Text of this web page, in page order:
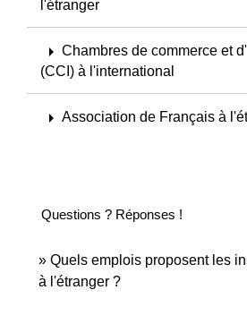
l'étranger
arrow_right Chambres de commerce et
(CCI) à l'international
arrow_right Association de Français à
Questions ? Réponses !
Quels emplois proposent les
à l'étranger ?